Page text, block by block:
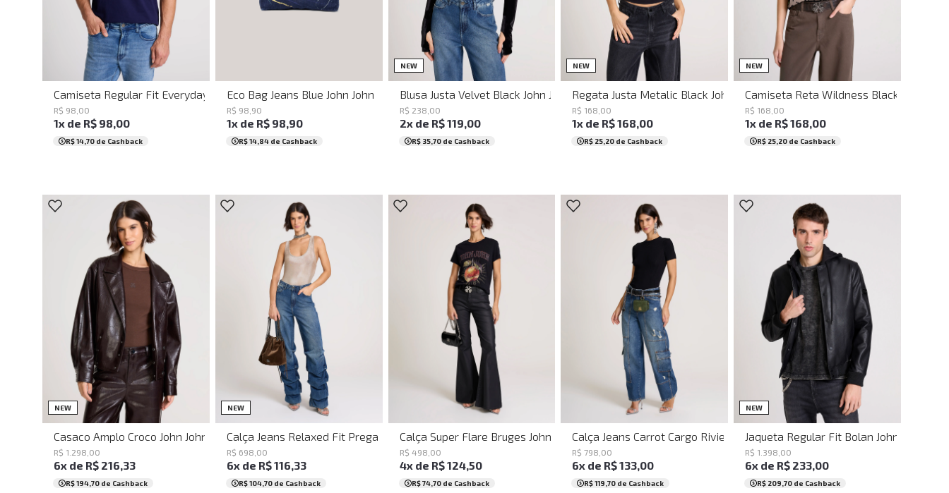
PP P M G
Camiseta Regular Fit Everyday John John Masculina
R$ 98 00
1x de R$ 98,00
R$ 14,70 de Cashback
Eco Bag Jeans Blue John John Feminina
R$ 98 90
1x de R$ 98,90
R$ 14,84de Cashback
NEW PP P M
Blusa Justa Velvet Black John John Feminina
R$ 238 00
2x de R$119,00
R$ 35,70de Cashback
NEW M
Regata Justa Metalic Black John John Feminina
R$ 168 00
1x de R$168,00
R$ 25,20 de Cashback
NEW P
Camiseta Reta Wildness Black John
R$ 168 00
1x de R$168,00
R$ 25,20 de Cashback
NEW P M G
Casaco Amplo Croco John John Feminino
R$ 1 298 00
6x de R$ 216,33
R$ 194,70 de Cashback
NEW 38 42 44
Calça Jeans Relaxed Fit Pregas John John Feminina
R$ 698 00
6x de R$116,33
R$ 104,70de Cashback
36 38 40 42
Calça Super Flare Bruges John John Feminina
R$ 498 00
4x de R$124,50
R$ 74,70de Cashback
34 36 38 40 42
Calça Jeans Carrot Cargo Riviera John John Feminina
R$ 798 00
6x de R$133,00
R$ 119,70 de Cashback
NEW M GG
Jaqueta Regular Fit Bolan John John
R$ 1 398 00
6x de R$ 233,00
R$ 209,70 de Cashback